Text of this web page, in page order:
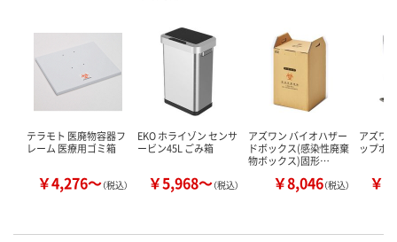
テラモト 医廃物容器フ
レーム 医療用ゴミ箱
￥4,276～（税込）
EKO ホライゾン センサ
ービン45L ごみ箱
￥5,968～（税込）
アズワン バイオハザー
ドボックス(感染性廃棄
物ボックス)固形…
￥8,046（税込）
アズワ
ップポ
￥